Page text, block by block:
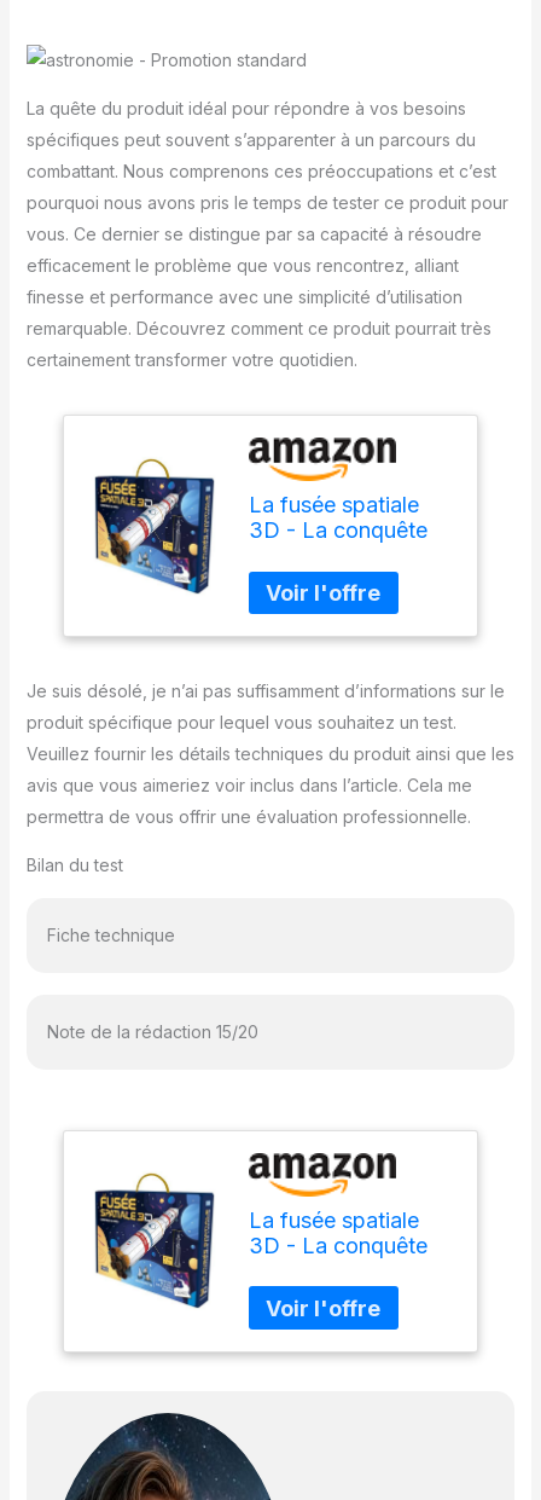
La quête du produit idéal pour répondre à vos besoins
spécifiques peut souvent s’apparenter à un parcours du
combattant. Nous comprenons ces préoccupations et c’est
pourquoi nous avons pris le temps de tester ce produit pour
vous. Ce dernier se distingue par sa capacité à résoudre
efficacement le problème que vous rencontrez, alliant
finesse et performance avec une simplicité d’utilisation
remarquable. Découvrez comment ce produit pourrait très
certainement transformer votre quotidien.
La fusée spatiale
3D - La conquête
Construis ta fusée !
Avec 12 silhouettes
Je suis désolé, je n’ai pas suffisamment d’informations sur le
produit spécifique pour lequel vous souhaitez un test.
Veuillez fournir les détails techniques du produit ainsi que les
avis que vous aimeriez voir inclus dans l’article. Cela me
permettra de vous offrir une évaluation professionnelle.
Bilan du test
Fiche technique
Note de la rédaction 15/20
La fusée spatiale
3D - La conquête
Construis ta fusée !
Avec 12 silhouettes